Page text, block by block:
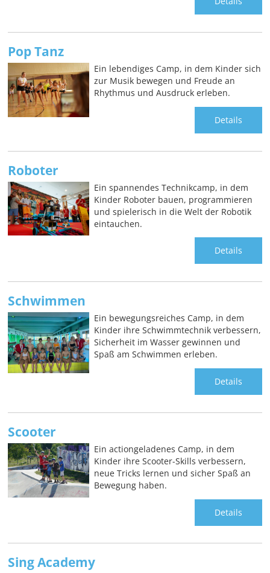
Pop Tanz
Ein lebendiges Camp, in dem Kinder sich
zur Musik bewegen und Freude an
Rhythmus und Ausdruck erleben.
Details
Roboter
Ein spannendes Technikcamp, in dem
Kinder Roboter bauen, programmieren
und spielerisch in die Welt der Robotik
eintauchen.
Details
Schwimmen
Ein bewegungsreiches Camp, in dem
Kinder ihre Schwimmtechnik verbessern,
Sicherheit im Wasser gewinnen und
Spaß am Schwimmen erleben.
Details
Scooter
Ein actiongeladenes Camp, in dem
Kinder ihre Scooter-Skills verbessern,
neue Tricks lernen und sicher Spaß an
Bewegung haben.
Details
Sing Academy